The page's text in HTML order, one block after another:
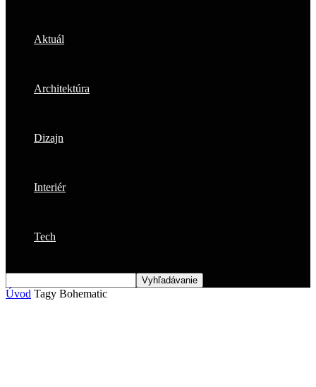
Aktuál
Architektúra
Dizajn
Interiér
Tech
Úvod Tagy Bohematic